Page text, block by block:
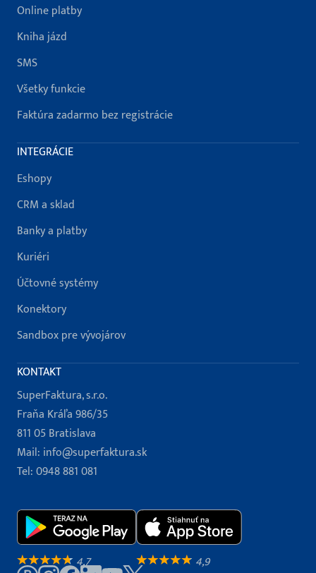
Online platby
Kniha jázd
SMS
Všetky funkcie
Faktúra zadarmo bez registrácie
INTEGRÁCIE
Eshopy
CRM a sklad
Banky a platby
Kuriéri
Účtovné systémy
Konektory
Sandbox pre vývojárov
KONTAKT
SuperFaktura, s.r.o.
Fraňa Kráľa 986/35
811 05 Bratislava
Mail: info@superfaktura.sk
Tel:0948 881 081
4,7 4,9